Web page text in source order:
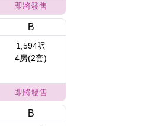
即將發售
B
1,594呎
4房(2套)
即將發售
B